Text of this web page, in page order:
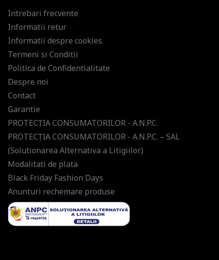
Intrebari frecvente
Informatii retur
Informatii despre cookies
Termeni si Conditii
Politica de Confidentialitate
Despre noi
Contact
Garantie
PROTECŢIA CONSUMATORILOR - A.N.P.C.
PROTECŢIA CONSUMATORILOR - A.N.P.C. – SAL
(Solutionarea Alternativa a Litigiilor)
Modalitati de plata
Black Friday Fashion Days
Anunturi rechemare produse